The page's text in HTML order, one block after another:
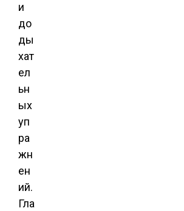
и
до
ды
хат
ел
ьн
ых
уп
ра
жн
ен
ий.
Гла